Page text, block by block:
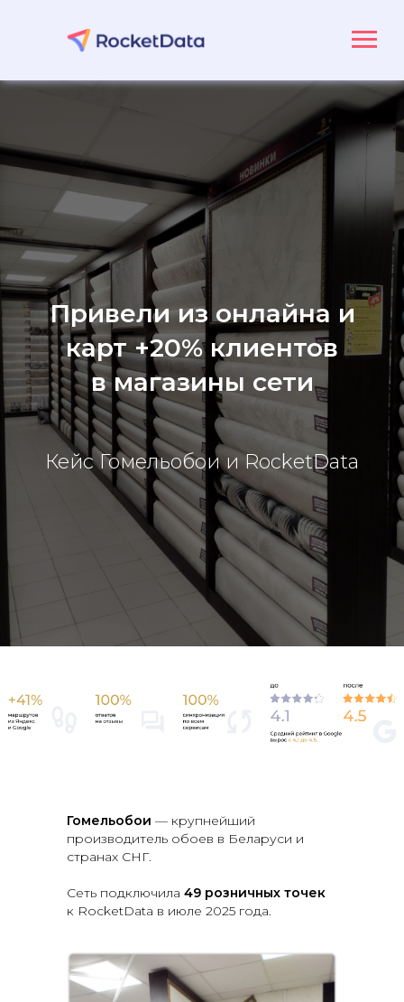
Привели из онлайна и
карт +20% клиентов
в магазины сети
Кейс Гомельобои и RocketData
Гомельобои — крупнейший
производитель обоев в Беларуси и
странах СНГ.
Сеть подключила 49 розничных точек
к RocketData в июле 2025 года.